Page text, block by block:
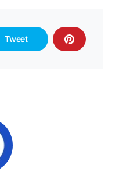
Tweet